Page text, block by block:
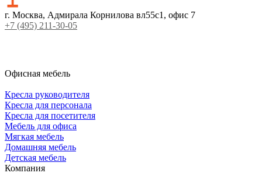
г. Москва, Адмирала Корнилова вл55с1, офис 7
+7 (495) 211-30-05
Офисная мебель
Кресла руководителя
Кресла для персонала
Кресла для посетителя
Мебель для офиса
Мягкая мебель
Домашняя мебель
Детская мебель
Компания